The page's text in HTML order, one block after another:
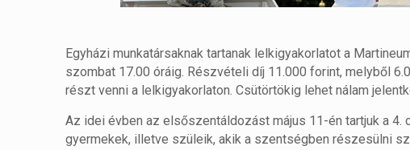
Egyházi munkatársaknak tartanak lelkigyakorlatot a
szombat 17.00 óráig. Részvételi díj 11.000 forint, melyből
részt venni a lelkigyakorlaton. Csütörtökig lehet nálam
Az idei évben az elsőszentáldozást május 11-én tartjuk a
gyermekek, illetve szüleik, akik a szentségben részesülni